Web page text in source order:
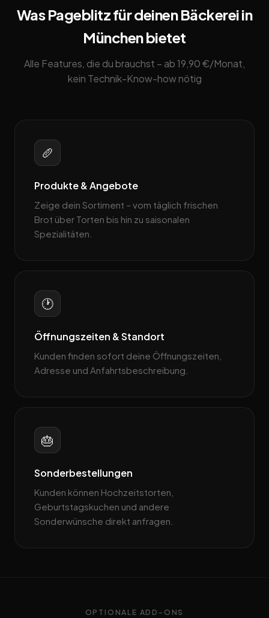
Was Pageblitz für deinen Bäckerei in
München bietet
Alle Features, die du brauchst – ab 19,90 €/Monat,
kein Technik-Know-how nötig
🥖
Produkte & Angebote
Zeige dein Sortiment – vom täglich frischen
Brot über Torten bis hin zu saisonalen
Spezialitäten.
🕐
Öffnungszeiten & Standort
Kunden finden sofort deine Öffnungszeiten,
Adresse und Anfahrtsbeschreibung.
🎂
Sonderbestellungen
Kunden können Hochzeitstorten,
Geburtstagskuchen und andere
Sonderwünsche direkt anfragen.
OPTIONALE ADD-ONS